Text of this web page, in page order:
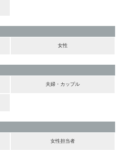
女性
夫婦・カップル
女性担当者